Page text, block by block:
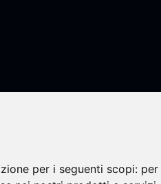
per i seguenti scopi: